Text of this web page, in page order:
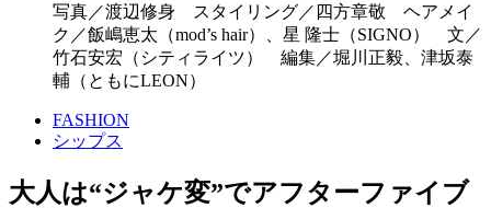
写真／渡辺修身 スタイリング／四方章敬 ヘアメイ
ク／飯嶋恵太（mod’s hair）、星 隆士（SIGNO） 文／
竹石安宏（シティライツ） 編集／堀川正毅、津坂泰
輔（ともにLEON）
FASHION
シップス
大人は“ジャケ変”でアフターファイブ